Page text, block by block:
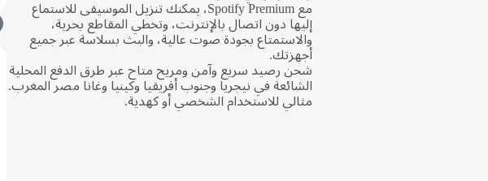
مع Spotify Premium، يمكنك تنزيل الموسيقى للاستماع
إليها دون اتصال بالإنترنت، وتخطي المقاطع بحرية،
والاستمتاع بجودة صوت عالية، والبث بسلاسة عبر جميع
أجهزتك.
شحن رصيد سريع وآمن ومريح متاح عبر طرق الدفع المحلية
الشائعة في نيجريا وجنوب أفريقيا وكينيا وغانا مصر المغرب.
مثالي للاستخدام الشخصي أو كهدية.